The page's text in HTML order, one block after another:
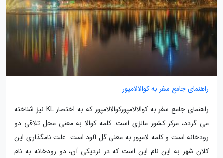
راهنمای جامع سفر به کوالالامپور
راهنمای جامع سفر به کوالالامپورکوالالامپور که به اختصار KL نیز شناخته
می گردد، مرکز کشور مالزی است. کلمه کوالا به معنی محل تلاقی دو
رودخانه است و کلمه لامپور به معنی گل آلود است. علت نامگذاری این
کلان شهر به این نام این است که در نزدیکی آن، دو رودخانه به نام